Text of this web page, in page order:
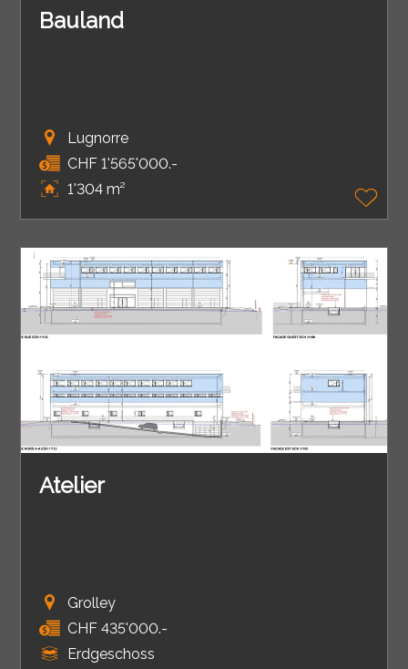
Bauland
Lugnorre
CHF 1'565'000.-
1'304 m²
Atelier
Grolley
CHF 435'000.-
Erdgeschoss